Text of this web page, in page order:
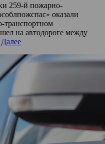
259-й пожарно-
оказали
транспортном
на автодороге между